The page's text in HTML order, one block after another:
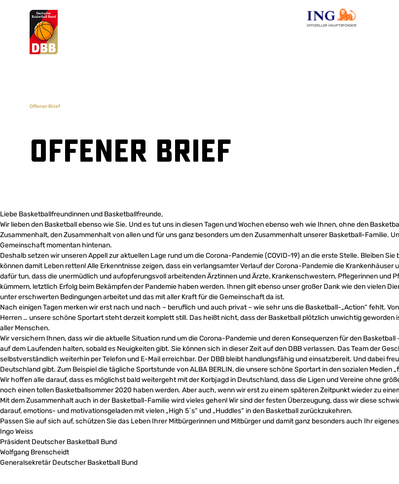
OFFIZIELLER HAUPTSPONSOR
Suchvorschläge
Offener Brief
Offener Brief
Liebe Basketballfreundinnen und Basketballfreunde,
Wir lieben den Basketball ebenso wie Sie. Und es tut uns in diesen Tagen und Wochen ebenso weh wie Ihnen, ohne den
Zusammenhalt, den Zusammenhalt von allen und für uns ganz besonders um den Zusammenhalt unserer Basketball-Familie.
Gemeinschaft momentan hintenan.
Deshalb setzen wir unseren Appell zur aktuellen Lage rund um die Corona-Pandemie (COVID-19) an die erste Stelle. Bleiben
können damit Leben retten! Alle Erkenntnisse zeigen, dass ein verlangsamter Verlauf der Corona-Pandemie die
dafür tun, dass die unermüdlich und aufopferungsvoll arbeitenden Ärztinnen und Ärzte, Krankenschwestern, Pflegerinnen und
kümmern, letztlich Erfolg beim Bekämpfen der Pandemie haben werden. Ihnen gilt ebenso unser großer Dank wie den vielen
unter erschwerten Bedingungen arbeitet und das mit aller Kraft für die Gemeinschaft da ist.
Nach einigen Tagen merken wir erst nach und nach – beruflich und auch privat – wie sehr uns die Basketball-„Action“ fehlt.
Herren … unsere schöne Sportart steht derzeit komplett still. Das heißt nicht, dass der Basketball plötzlich unwichtig geworden
aller Menschen.
Wir versichern Ihnen, dass wir die aktuelle Situation rund um die Corona-Pandemie und deren Konsequenzen für den
auf dem Laufenden halten, sobald es Neuigkeiten gibt. Sie können sich in dieser Zeit auf den DBB verlassen. Das Team der
selbstverständlich weiterhin per Telefon und E-Mail erreichbar. Der DBB bleibt handlungsfähig und einsatzbereit. Und dabei
Deutschland gibt. Zum Beispiel die tägliche Sportstunde von ALBA BERLIN, die unsere schöne Sportart in den sozialen Medien
Wir hoffen alle darauf, dass es möglichst bald weitergeht mit der Korbjagd in Deutschland, dass die Ligen und Vereine ohne
noch einen tollen Basketballsommer 2020 haben werden. Aber auch, wenn wir erst zu einem späteren Zeitpunkt wieder zu
Mit dem Zusammenhalt auch in der Basketball-Familie wird vieles gehen! Wir sind der festen Überzeugung, dass wir diese
darauf, emotions- und motivationsgeladen mit vielen „High 5´s“ und „Huddles“ in den Basketball zurückzukehren.
Passen Sie auf sich auf, schützen Sie das Leben Ihrer Mitbürgerinnen und Mitbürger und damit ganz besonders auch Ihr
Ingo Weiss
Präsident Deutscher Basketball Bund
Wolfgang Brenscheidt
Generalsekretär Deutscher Basketball Bund